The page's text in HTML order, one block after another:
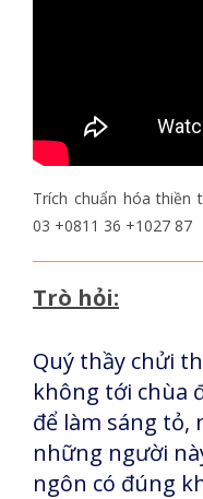
Trích chuẩn hóa thiền
03 +0811 36 +1027 87
Trò hỏi:
Quý thầy chửi
không tới chùa
để làm sáng tỏ,
những người
ngôn có đúng